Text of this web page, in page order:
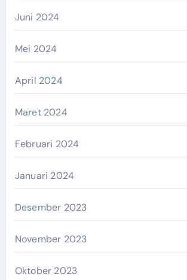
Juni 2024
Mei 2024
April 2024
Maret 2024
Februari 2024
Januari 2024
Desember 2023
November 2023
Oktober 2023